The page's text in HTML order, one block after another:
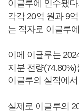
이글루에 인수됐
각각 20억 원과 9
는 적자로 이글루
이에 이글루는
지분 전량
이글루의 실적에
실제로 이글루의